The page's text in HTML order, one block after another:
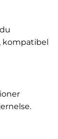
kompatibel